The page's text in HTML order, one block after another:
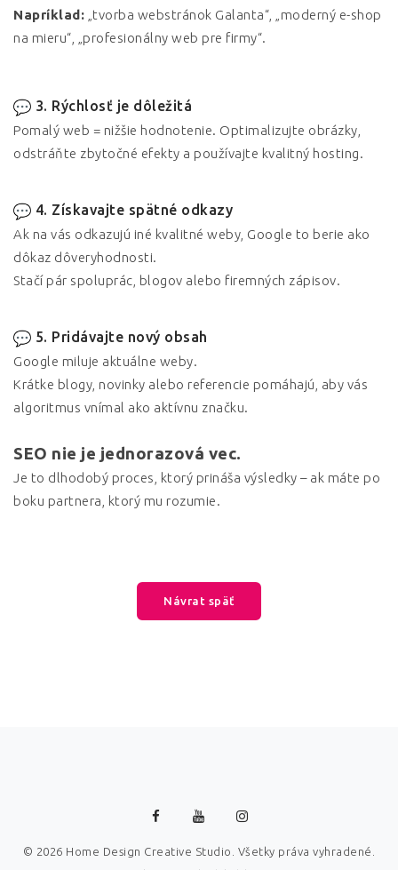
Napríklad: „tvorba webstránok Galanta“, „moderný e-shop
na mieru“, „profesionálny web pre firmy“.
3. Rýchlosť je dôležitá
Pomalý web = nižšie hodnotenie. Optimalizujte obrázky,
odstráňte zbytočné efekty a používajte kvalitný hosting.
4. Získavajte spätné odkazy
Ak na vás odkazujú iné kvalitné weby, Google to berie ako
dôkaz dôveryhodnosti.
Stačí pár spoluprác, blogov alebo firemných zápisov.
5. Pridávajte nový obsah
Google miluje aktuálne weby.
Krátke blogy, novinky alebo referencie pomáhajú, aby vás
algoritmus vnímal ako aktívnu značku.
SEO nie je jednorazová vec.
Je to dlhodobý proces, ktorý prináša výsledky – ak máte po
boku partnera, ktorý mu rozumie.
Návrat späť
© 2026 Home Design Creative Studio. Všetky práva vyhradené.